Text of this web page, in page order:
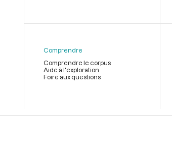
page
Comprendre
Comprendre le corpus
Aide à l'exploration
Foire aux questions